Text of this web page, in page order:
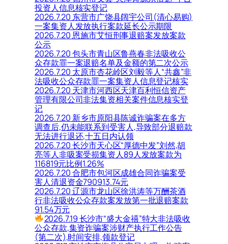
投资人信息核实登记
2026.7.20 东营市广饶县阔宇公司(清心易购)
一案集资人发放执行案款延长公示期限
2026.7.20 恩施市艾恒刑事退赔案发放案款
公示
2026.7.20 包头市青山区鲁燕春非法吸收公
众存款罪一案退赔名单及金额的第二次公示
2026.7.20 太原市杏花岭区刘毅等人“共鑫”非
法吸收公众存款罪一案集资人信息登记核实
2026.7.20 天津市河西区天津百利恒信资产
管理有限公司非法集资相关案件信息核实登
记
2026.7.20 新乡市原阳县陈诚诈骗案在多方
调查后,仍未能联系到受害人,导致部分退赔款
无法进行退还,十五日内认领
2026.7.20 长沙市天心区“厚德中发”刘然,胡
亮等人非吸案受损集资人89人发放案款为
116819元比例1.26%
2026.7.20 合肥市包河区成雄合同诈骗案受
害人清退资金790913.74元
2026.7.20 辽源市龙山区徐洪涛等万酬茶酒
行非法吸收公众存款案发放第一批退赔案款
91.54万元
2026.7.19 长沙市“盛大金禧”特大非法吸收
公众存款,集资诈骗案涉财产执行工作公告
(第二次),时间安排,领款登记